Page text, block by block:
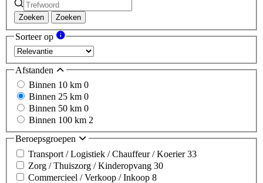
Zoeken Zoeken
Sorteer op
Afstanden
Binnen 10 km 0
Binnen 25 km 0
Binnen 50 km 0
Binnen 100 km 2
Beroepsgroepen
Transport / Logistiek / Chauffeur / Koerier33
Zorg / Thuiszorg / Kinderopvang 30
Commercieel / Verkoop / Inkoop 8